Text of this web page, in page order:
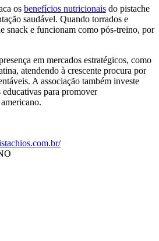
os benefícios nutricionais do pistache
saudável. Quando torrados e
snack e funcionam como pós-treino, por
em mercados estratégicos, como
atendendo à crescente procura por
A associação também investe
educativas para promover